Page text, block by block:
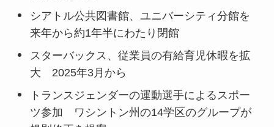
シアトル公共図書館、ユニバーシティ分館を
来年から約1年半にわたり閉館
スターバックス、従業員の有給育児休暇を拡
大 2025年3月から
トランスジェンダーの運動選手によるスポー
ツ参加 ワシントン州の14学区のグループが